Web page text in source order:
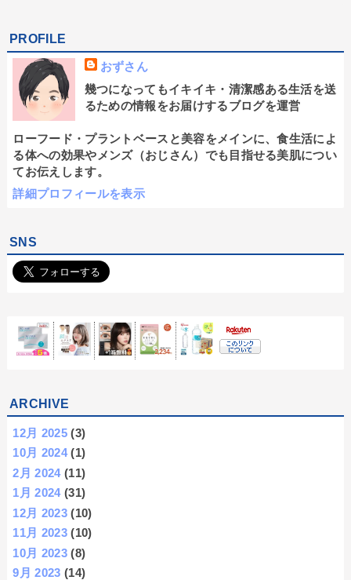
PROFILE
おずさん
幾つになってもイキイキ・清潔感ある生活を送
るための情報をお届けするブログを運営
ローフード・プラントベースと美容をメインに、食生活によ
る体への効果やメンズ（おじさん）でも目指せる美肌につい
てお伝えします。
詳細プロフィールを表示
SNS
ARCHIVE
12月 2025 (3)
10月 2024(1)
2月 2024(11)
1月 2024(31)
12月 2023 (10)
11月 2023 (10)
10月 2023 (8)
9月 2023 (14)